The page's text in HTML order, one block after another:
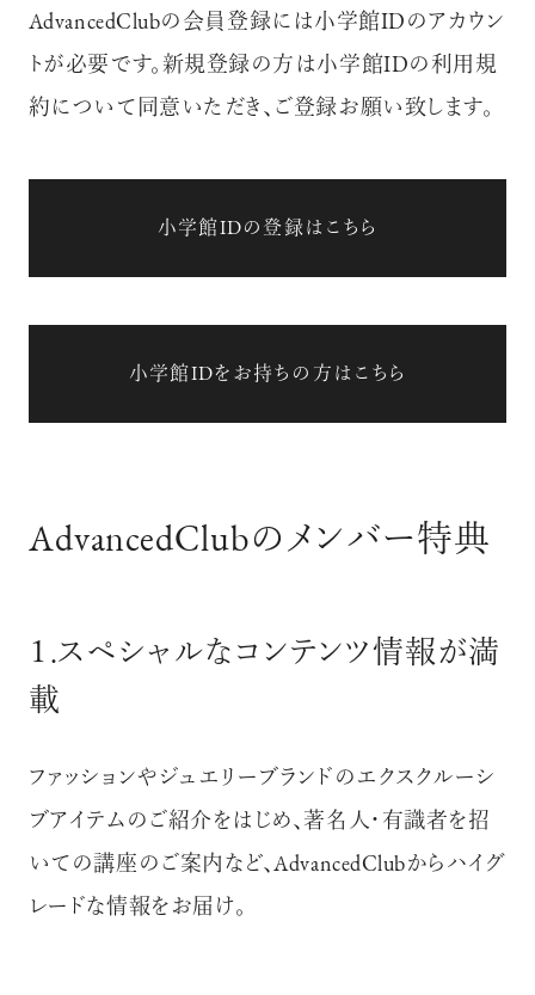
AdvancedClubの会員登録には小学館IDのアカウン
トが必要です。新規登録の方は小学館IDの利用規
約について同意いただき、ご登録お願い致します。
小学館IDの登録はこちら
小学館IDをお持ちの方はこちら
AdvancedClubのメンバー特典
１.スペシャルなコンテンツ情報が満
載
ファッションやジュエリーブランドのエクスクルーシ
ブアイテムのご紹介をはじめ、著名人・有識者を招
いての講座のご案内など、AdvancedClubからハイグ
レードな情報をお届け。